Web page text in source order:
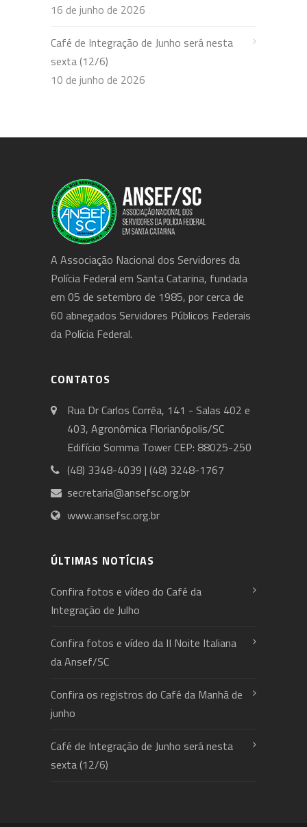
16 de junho de 2026
Café de Integração de Junho será nesta
sexta (12/6)
10 de junho de 2026
A Associação Nacional dos Servidores da
Polícia Federal em Santa Catarina, fundada
em 05 de setembro de 1985, por cerca de
60 abnegados Servidores Públicos Federais
da Polícia Federal.
CONTATOS
Rua Dr Carlos Corrêa, 141 - Salas 402 e
403, Agronômica Florianópolis/SC
Edifício Somma Tower CEP: 88025-250
(48) 3348-4039 | (48) 3248-1767
secretaria@ansefsc.org.br
www.ansefsc.org.br
ÚLTIMAS NOTÍCIAS
Confira fotos e vídeo do Café da
Integração de Julho
Confira fotos e vídeo da II Noite Italiana
da Ansef/SC
Confira os registros do Café da Manhã de
junho
Café de Integração de Junho será nesta
sexta (12/6)